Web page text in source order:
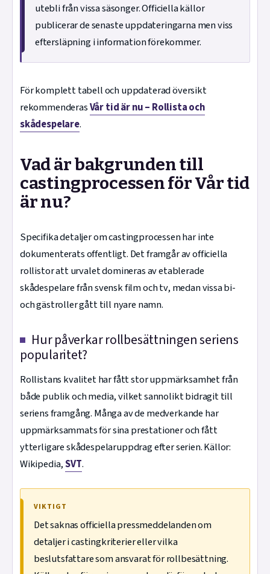
utebli från vissa säsonger. Officiella källor
publicerar de senaste uppdateringarna men viss
eftersläpning i information förekommer.
För komplett tabell och uppdaterad översikt
rekommenderasVår tid är nu – Rollista och
skådespelare.
Vad är bakgrunden till
castingprocessen för Vår tid
är nu?
Specifika detaljer om castingprocessen har inte
dokumenterats offentligt. Det framgår av officiella
rollistor att urvalet domineras av etablerade
skådespelare från svensk film och tv, medan vissa bi-
och gästroller gått till nyare namn.
Hur påverkar rollbesättningen seriens
popularitet?
Rollistans kvalitet har fått stor uppmärksamhet från
både publik och media, vilket sannolikt bidragit till
seriens framgång. Många av de medverkande har
uppmärksammats för sina prestationer och fått
ytterligare skådespelaruppdrag efter serien. Källor:
Wikipedia,SVT.
VIKTIGT
Det saknas officiella pressmeddelanden om
detaljer i castingkriterier eller vilka
beslutsfattare som ansvarat för rollbesättning.